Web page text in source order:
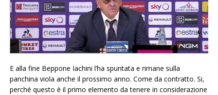
E alla fine Beppone Iachini l’ha spuntata e rimane sulla
panchina viola anche il prossimo anno. Come da contratto. Si,
perché questo è il primo elemento da tenere in considerazione